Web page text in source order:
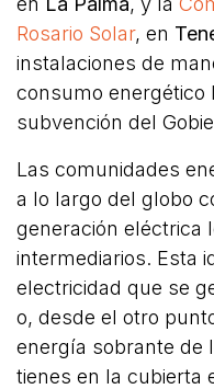
Rosario Solar, en
instalaciones de
consumo energético
subvención del
Las comunidades
a lo largo del globo
generación eléctrica
intermediarios. Esta
electricidad que se
o, desde el otro
energía sobrante de
tienes en la cubierta